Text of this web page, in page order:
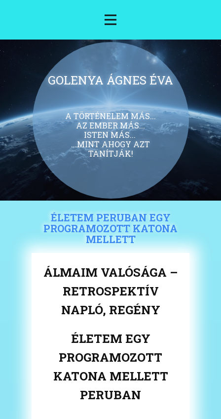
GOLENYA ÁGNES ÉVA
A TÖRTÉNELEM MÁS...
AZ EMBER MÁS...
ISTEN MÁS...
...MINT AHOGY AZT
TANÍTJÁK!
ÉLETEM PERUBAN EGY
PROGRAMOZOTT KATONA
MELLETT
ÁLMAIM VALÓSÁGA –
RETROSPEKTÍV
NAPLÓ, REGÉNY
ÉLETEM EGY
PROGRAMOZOTT
KATONA MELLETT
PERUBAN